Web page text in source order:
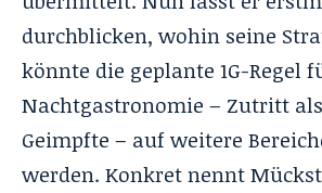
durchblicken, wohin seine
könnte die geplante 1G-Regel
Nachtgastronomie – Zutritt
Geimpfte – auf weitere
werden. Konkret nennt